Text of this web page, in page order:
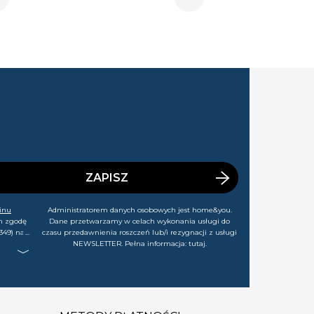
zgodę
na
chwili
ZAPISZ
Administratorem danych osobowych jest home&you.
Dane przetwarzamy w celach wykonania usługi do
czasu przedawnienia roszczeń lub/i rezygnacji z usługi
NEWSLETTER. Pełna informacja: tutaj.